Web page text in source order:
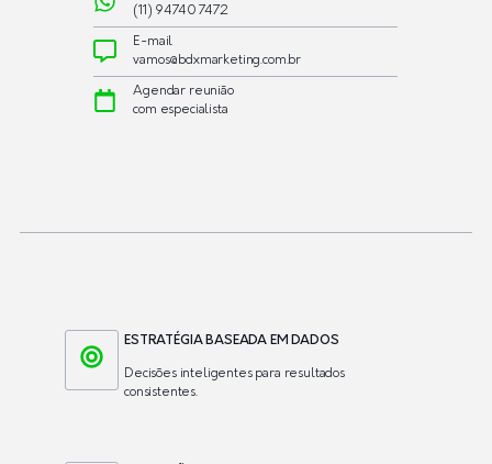
(11) 94740 7472
E-mail
vamos@bdxmarketing.com.br
Agendar reunião
com especialista
ESTRATÉGIA BASEADA EM DADOS
Decisões inteligentes para resultados
consistentes.